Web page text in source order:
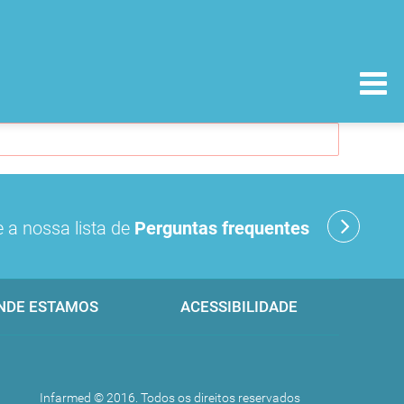
a nossa lista de Perguntas frequentes
ESTAMOS ACESSIBILIDADE
Infarmed © 2016. Todos os direitos reservados